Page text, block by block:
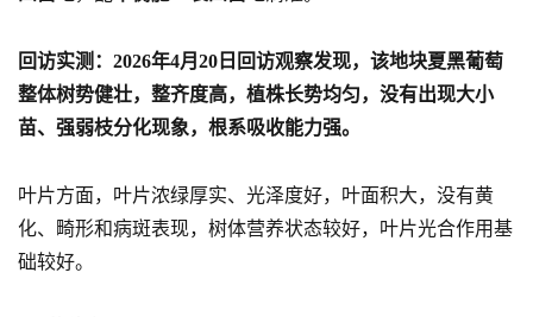
回访实测：2026年4月20日回访观察发现，该地块夏黑葡萄
整体树势健壮，整齐度高，植株长势均匀，没有出现大小
苗、强弱枝分化现象，根系吸收能力强。
叶片方面，叶片浓绿厚实、光泽度好，叶面积大，没有黄
化、畸形和病斑表现，树体营养状态较好，叶片光合作用基
础较好。